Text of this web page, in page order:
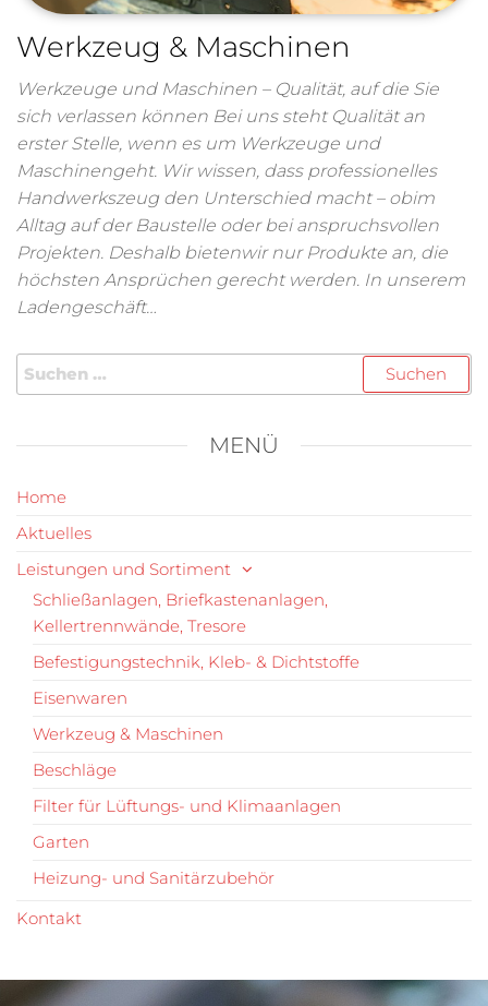
Werkzeug & Maschinen
Werkzeuge und Maschinen – Qualität, auf die Sie
sich verlassen können Bei uns steht Qualität an
erster Stelle, wenn es um Werkzeuge und
Maschinengeht. Wir wissen, dass professionelles
Handwerkszeug den Unterschied macht – obim
Alltag auf der Baustelle oder bei anspruchsvollen
Projekten. Deshalb bietenwir nur Produkte an, die
höchsten Ansprüchen gerecht werden. In unserem
Ladengeschäft…
MENÜ
Home
Aktuelles
Leistungen und Sortiment
Schließanlagen, Briefkastenanlagen,
Kellertrennwände, Tresore
Befestigungstechnik, Kleb- & Dichtstoffe
Eisenwaren
Werkzeug & Maschinen
Beschläge
Filter für Lüftungs- und Klimaanlagen
Garten
Heizung- und Sanitärzubehör
Kontakt